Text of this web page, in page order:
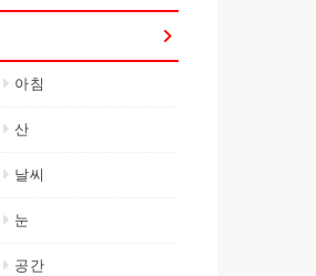
아침
산
날씨
눈
공간